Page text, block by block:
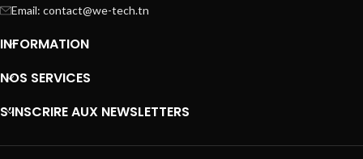
Email: contact@we-tech.tn
INFORMATION
NOS SERVICES
S’INSCRIRE AUX NEWSLETTERS